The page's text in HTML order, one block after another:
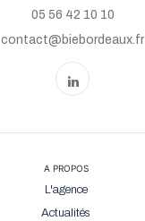
05 56 42 10 10
contact@biebordeaux.fr
A PROPOS
L'agence
Actualités